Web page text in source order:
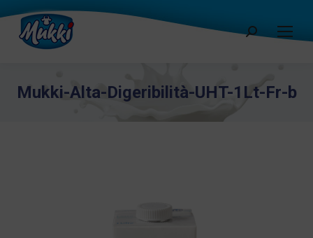
Cerca:
Mukki-Alta-Digeribilità-UHT-1Lt-Fr-b